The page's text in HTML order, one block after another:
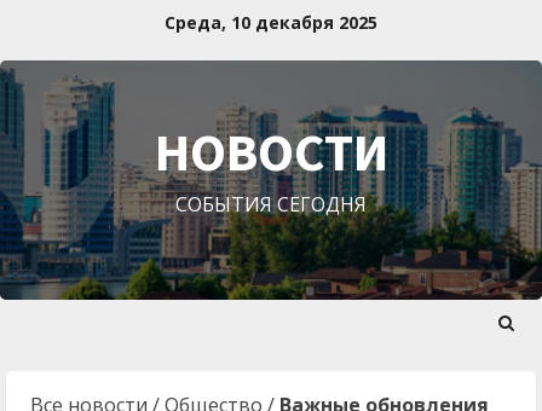
содержимому
Среда, 10 декабря 2025
НОВОСТИ
СОБЫТИЯ СЕГОДНЯ
Все новости /Общество / Важные обновления